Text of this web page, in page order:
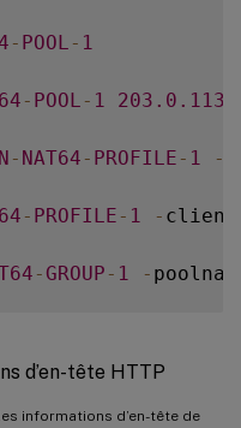
- POOL - 1
- POOL - 1 203.0 .113
- NAT64 - PROFILE - 1 -
- PROFILE - 1 -
- GROUP - 1 -
d’en-tête HTTP
informations d’en-tête de